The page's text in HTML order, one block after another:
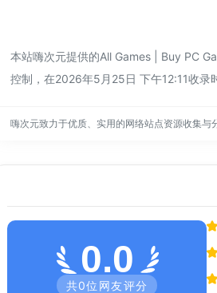
本站嗨次元提供的All Games | Buy PC
控制，在2026年5月25日 下午12:11收录
嗨次元致力于优质、实用的网络站点资源收集与
0.0
共0位网友评分